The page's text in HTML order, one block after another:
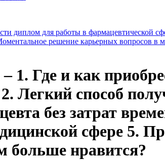
диплом для работы в фармацевтической
решение карьерных вопросов
1. Где и как
Легкий способ
без затрат
сфере 5.
больше нравится?